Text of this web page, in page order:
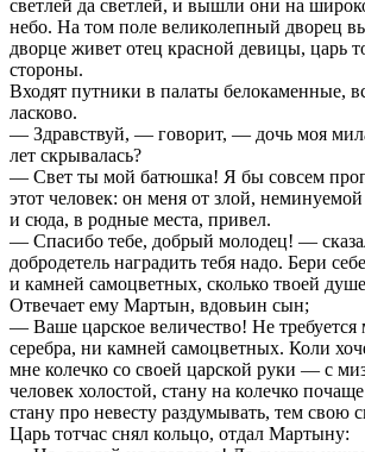
светлей да светлей, и вышли они на
небо. На том поле великолепный дворец
дворце живет отец красной девицы, царь
стороны.
Входят путники в палаты белокаменные,
ласково.
— Здравствуй, — говорит, — дочь моя
лет скрывалась?
— Свет ты мой батюшка! Я бы совсем
этот человек: он меня от злой,
и сюда, в родные места, привел.
— Спасибо тебе, добрый молодец! —
добродетель наградить тебя надо. Бери
и камней самоцветных, сколько твоей душе
Отвечает ему Мартын, вдовьин сын;
— Ваше царское величество! Не требуется
серебра, ни камней самоцветных. Коли
мне колечко со своей царской руки — с
человек холостой, стану на колечко
стану про невесту раздумывать, тем свою
Царь тотчас снял кольцо, отдал Мартыну: